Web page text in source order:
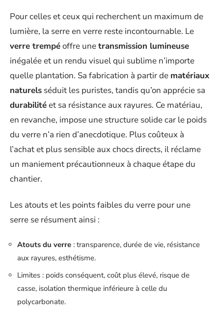
Pour celles et ceux qui recherchent un maximum de
lumière, la serre en verre reste incontournable. Le
verre trempéoffre unetransmission lumineuse
inégalée et un rendu visuel qui sublime n’importe
quelle plantation. Sa fabrication à partir de matériaux
naturels séduit les puristes, tandis qu’on apprécie sa
durabilitéet sa résistance aux rayures. Ce matériau,
en revanche, impose une structure solide car le poids
du verre n’a rien d’anecdotique. Plus coûteux à
l’achat et plus sensible aux chocs directs, il réclame
un maniement précautionneux à chaque étape du
chantier.
Les atouts et les points faibles du verre pour une
serre se résument ainsi :
Atouts du verre : transparence, durée de vie, résistance
aux rayures, esthétisme.
Limites : poids conséquent, coût plus élevé, risque de
casse, isolation thermique inférieure à celle du
polycarbonate.